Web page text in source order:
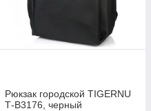
Рюкзак городской TIGERNU
Т-В3176, черный